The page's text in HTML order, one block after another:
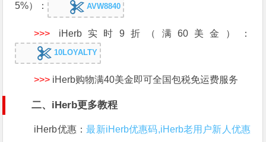
5%）：
AVW8840
>>> iHerb实时9折（满60美金）：
10LOYALTY
>>> iHerb购物满40美金即可全国包税免运费服务
二、iHerb更多教程
iHerb优惠：最新iHerb优惠码,iHerb老用户新人优惠